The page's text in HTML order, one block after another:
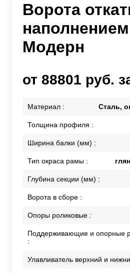
Ворота
Модерн
от 88801 руб.
Материал : Сталь,
Толщина профиля :
Ширина балки (мм) :
Тип окраса рамы :
Глубина секции (мм) :
Ворота в сборе :
Опоры роликовые :
Поддерживающие и опорные
:
Улавливатель верхний и